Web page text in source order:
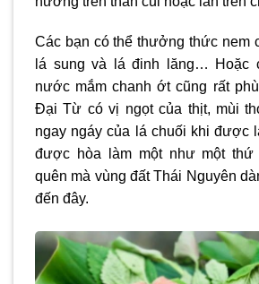
Các bạn có thể thưởng thức nem
lá sung và lá đinh lăng… Hoặc
nước mắm chanh ớt cũng rất
Đại Từ có vị ngọt của thịt, mùi
ngay ngáy của lá chuối khi được
được hòa làm một như một
quên mà vùng đất Thái Nguyên
đến đây.